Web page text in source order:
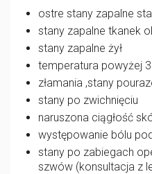
ostre stany zapalne
stany zapalne tkanek
stany zapalne żył
temperatura powyżej
złamania ,stany
stany po zwichnięciu
naruszona ciągłość
występowanie bólu
stany po zabiegach
szwów (konsultacja z